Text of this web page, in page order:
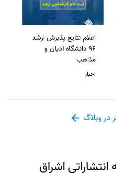
اعلام نتایج پذیرش ارشد
96 دانشگاه ادیان و
مذاهب
اخبار
در وبلاگ
اشراق